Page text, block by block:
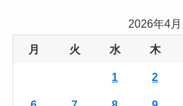
e
2026年4月
月 火 水 木
1 2